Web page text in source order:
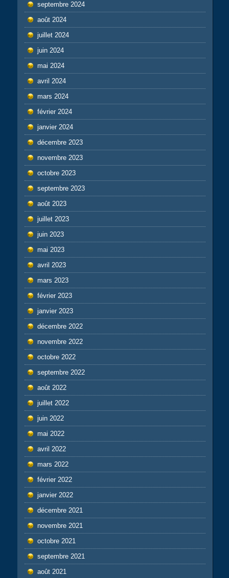
septembre 2024
août 2024
juillet 2024
juin 2024
mai 2024
avril 2024
mars 2024
février 2024
janvier 2024
décembre 2023
novembre 2023
octobre 2023
septembre 2023
août 2023
juillet 2023
juin 2023
mai 2023
avril 2023
mars 2023
février 2023
janvier 2023
décembre 2022
novembre 2022
octobre 2022
septembre 2022
août 2022
juillet 2022
juin 2022
mai 2022
avril 2022
mars 2022
février 2022
janvier 2022
décembre 2021
novembre 2021
octobre 2021
septembre 2021
août 2021